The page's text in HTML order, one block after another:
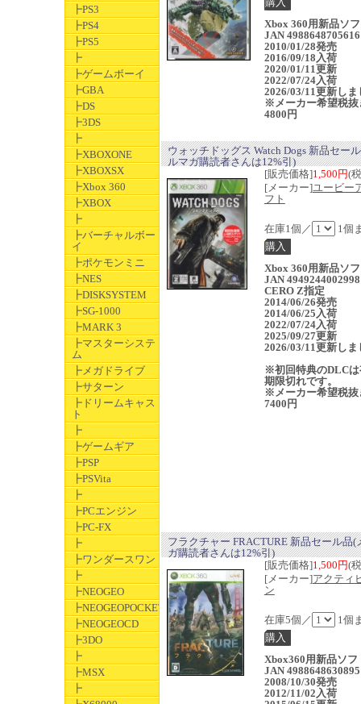
┣PS3
┣PS4
┣PS5
┣
┣ゲームボーイ
┣GBA
┣DS
┣3DS
┣
┣XBOXONE
┣XBOXSX
┣Xbox 360
┣XBOX
┣
┣バーチャルボー
イ
┣ポケモンミニ
┣NES
┣DISKSYSTEM
┣SG-1000
┣MARK 3
┣マスターシステ
ム
┣メガドライブ
┣サターン
┣ドリームキャス
ト
┣
┣ゲームギア
┣PSP
┣PSVita
┣
┣PCエンジン
┣PC-FX
┣
┣ワンダースワン
┣
┣NEOGEO
┣NEOGEOPOCKET
┣NEOGEOCD
┣3DO
┣
┣MSX
┣
Xbox 360用新品ソ
JAN 4988648705616
2010/01/28発売
2016/09/18入荷
2020/01/11更新
2022/07/24入荷
2026/03/11更新しま
※メーカー希望税抜
4800円
ウォッチドッグス Watch Dogs 新品セー
ルマガ購読者さんは12%引)
[販売価格]1,500円(
[メーカー]ユービー
フト
在庫1個／ 1個
Xbox 360用新品ソ
JAN 4949244002998
CERO Z指定
2014/06/26発売
2014/06/25入荷
2022/07/24入荷
2025/09/27更新
2026/03/11更新しま
※初回特典のDLCは
期限切れです。
※メーカー希望税抜
7400円
フラクチャー FRACTURE 新品セール品(
ガ購読者さんは12%引)
[販売価格]1,500円(
[メーカー]アクティ
ン
在庫5個／ 1個
Xbox360用新品ソ
JAN 4988648630895
2008/10/30発売
2012/11/02入荷